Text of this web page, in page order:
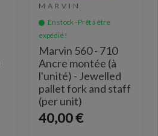
MARVIN
En stock - Prêt à être
expédié !
Marvin 560 - 710
Ancre montée (à
l'unité) - Jewelled
pallet fork and staff
(per unit)
40,00 €